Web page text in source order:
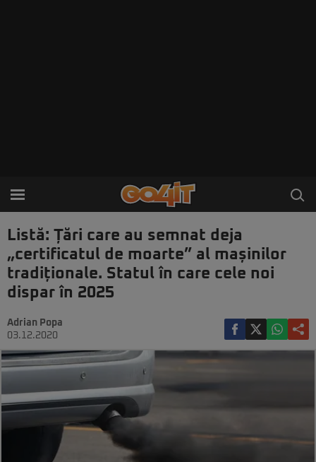
Listă: Țări care au semnat deja
„certificatul de moarte” al mașinilor
tradiționale. Statul în care cele noi
dispar în 2025
Adrian Popa
03.12.2020